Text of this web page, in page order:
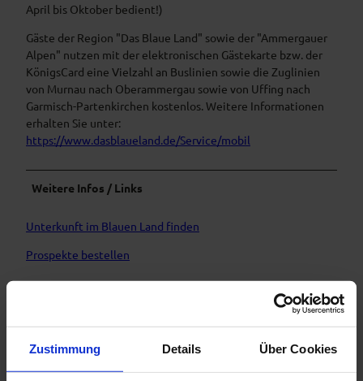
Zustimmung Details Über Cookies
April bis Oktober bedient!)
Gäste der Region "Das Blaue Land" sowie der "Ammergauer
Alpen" nutzen mit der elektronischen Gästekarte bzw. der
KönigsCard eine Vielzahl an Buslinien sowie die Zuglinien
von Murnau nach Oberammergau sowie von Uffing nach
Garmisch-Partenkirchen kostenlos. Weitere Informationen
erhalten Sie unter:
https://www.dasblaueland.de/Service/mobil
Weitere Infos / Links
Unterkunft im Blauen Land finden
Prospekte bestellen
Naturpark Ammergauer Alpen e.V.